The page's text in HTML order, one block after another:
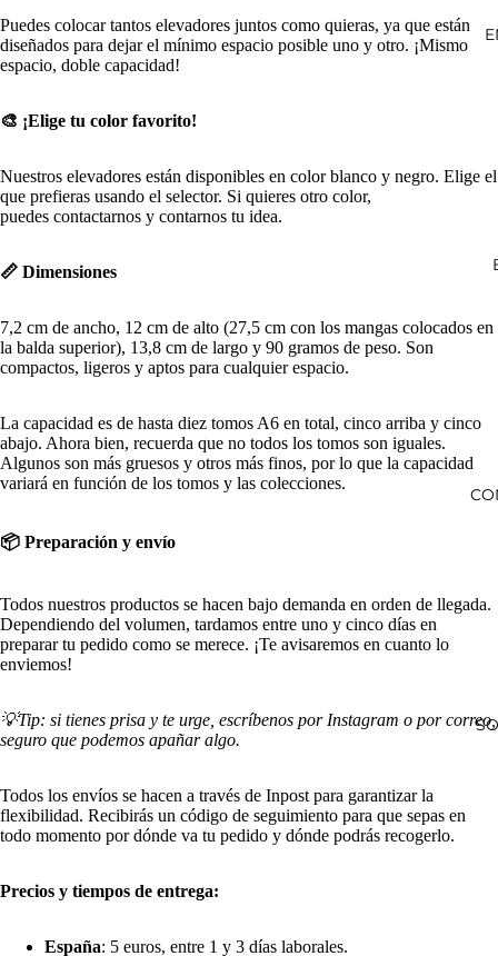
Puedes colocar tantos elevadores juntos como quieras, ya que están
diseñados para dejar el mínimo espacio posible uno y otro. ¡Mismo
espacio, doble capacidad!
🎨 ¡Elige tu color favorito!
Nuestros elevadores están disponibles en color blanco y negro. Elige el
que prefieras usando el selector. Si quieres otro color,
puedes contactarnos y contarnos tu idea.
📏 Dimensiones
7,2 cm de ancho, 12 cm de alto (27,5 cm con los mangas colocados en
la balda superior), 13,8 cm de largo y 90 gramos de peso. Son
compactos, ligeros y aptos para cualquier espacio.
La capacidad es de hasta diez tomos A6 en total, cinco arriba y cinco
abajo. Ahora bien, recuerda que no todos los tomos son iguales.
Algunos son más gruesos y otros más finos, por lo que la capacidad
variará en función de los tomos y las colecciones.
📦 Preparación y envío
Todos nuestros productos se hacen bajo demanda en orden de llegada.
Dependiendo del volumen, tardamos entre uno y cinco días en
preparar tu pedido como se merece. ¡Te avisaremos en cuanto lo
enviemos!
💡Tip: si tienes prisa y te urge, escríbenos por Instagram o por correo,
seguro que podemos apañar algo.
Todos los envíos se hacen a través de Inpost para garantizar la
flexibilidad. Recibirás un código de seguimiento para que sepas en
todo momento por dónde va tu pedido y dónde podrás recogerlo.
Precios y tiempos de entrega:
España: 5 euros, entre 1 y 3 días laborales.